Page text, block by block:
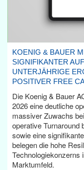
KOENIG & BAUER
SIGNIFIKANTER
UNTERJÄHRIGE
POSITIVER FREE
Die Koenig & Bauer
2026 eine deutliche
massiver Zuwachs
operative Turnaround
sowie eine
belegen die hohe
Technologiekonzerns
Marktumfeld.